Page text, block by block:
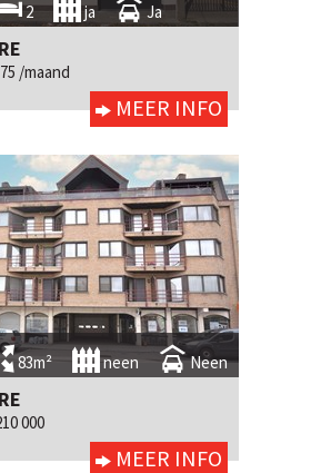
2 ja Ja
/maand
MEER INFO
83m² neen Neen
000
MEER INFO